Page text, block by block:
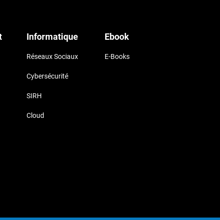
Informatique
Réseaux Sociaux
Cybersécurité
SIRH
Cloud
Ebook
E-Books